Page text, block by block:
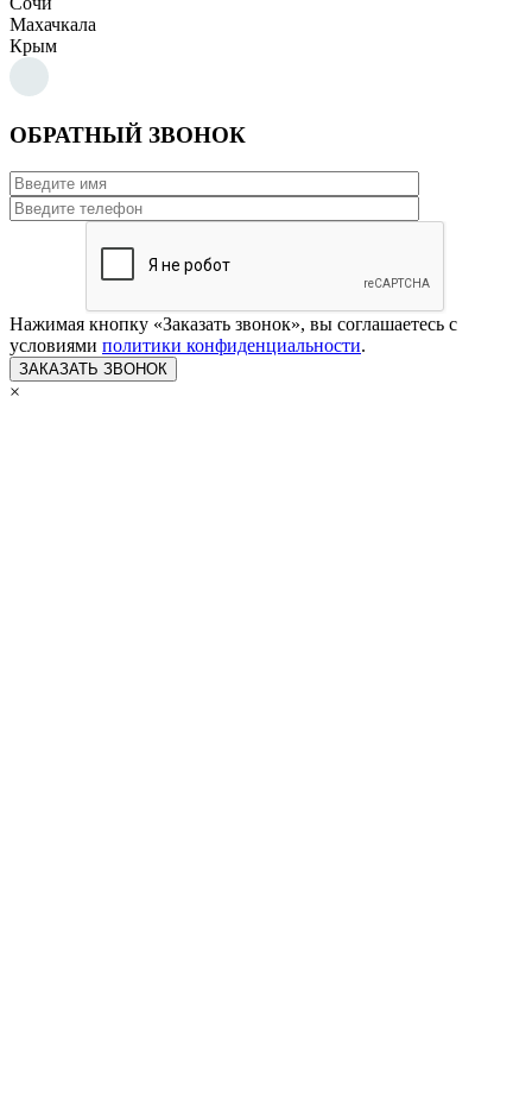
Махачкала
Крым
ОБРАТНЫЙ ЗВОНОК
Нажимая кнопку «Заказать звонок», вы соглашаетесь с
условиями политики конфиденциальности.
×